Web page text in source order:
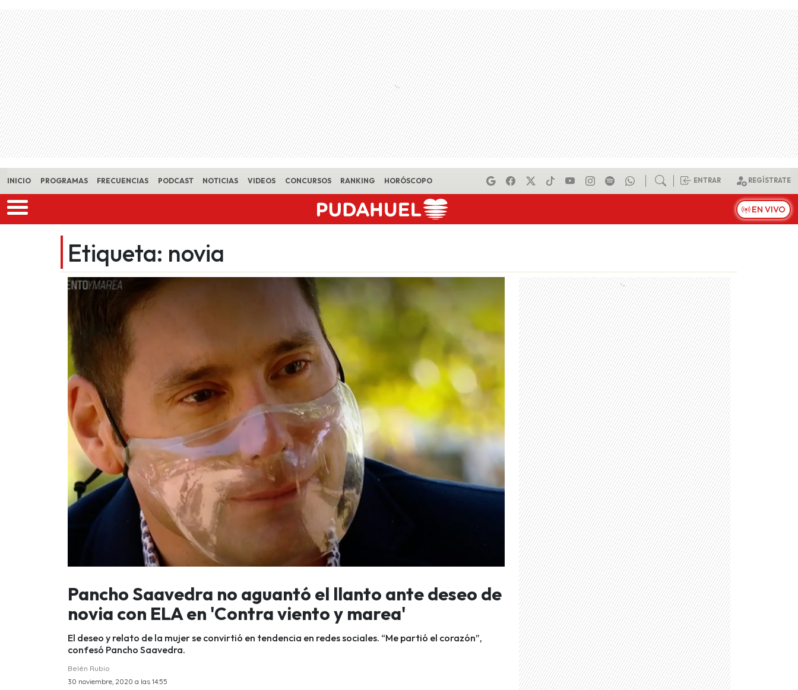
Skip to main content
INICIO PROGRAMAS FRECUENCIAS PODCAST NOTICIAS VIDEOS CONCURSOS RANKING HORÓSCOPO ENTRAR REGÍSTRATE
EN VIVO
Etiqueta: novia
Pancho Saavedra no aguantó el llanto ante deseo de
novia con ELA en 'Contra viento y marea'
El deseo y relato de la mujer se convirtió en tendencia en redes sociales. “Me partió el corazón”,
confesó Pancho Saavedra.
Belén Rubio
30 noviembre, 2020 a las 14:55